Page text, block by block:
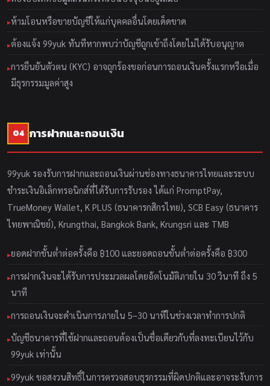
ห้ามโอนหรือขายบัญชีให้แก่บุคคลอื่นโดยเด็ดขาด
ต้องแจ้ง 99yuk ทันทีหากพบว่าบัญชีถูกเข้าถึงโดยไม่ได้รับอนุญาต
การยืนยันตัวตน (KYC) อาจถูกร้องขอก่อนการถอนเงินครั้งแรกหรือเมื่อ
มีธุรกรรมมูลค่าสูง
04 การฝากและถอนเงิน
99yuk รองรับการฝากและถอนเงินผ่านช่องทางธนาคารไทยและระบบ
ชำระเงินอิเล็กทรอนิกส์ที่ได้รับการรับรอง ได้แก่ PromptPay,
TrueMoney Wallet, K PLUS (ธนาคารกสิกรไทย), SCB Easy (ธนาคาร
ไทยพาณิชย์), Krungthai, Bangkok Bank, Krungsri และ TMB
ยอดฝากขั้นต่ำต่อครั้งคือ ฿100 และยอดถอนขั้นต่ำต่อครั้งคือ ฿300
การฝากเงินจะได้รับการประมวลผลโดยอัตโนมัติภายใน 30 วินาที ถึง 5
นาที
การถอนเงินจะดำเนินการภายใน 5–30 นาทีในช่วงเวลาทำการปกติ
บัญชีธนาคารที่ใช้ฝากและถอนต้องเป็นชื่อเดียวกับที่ลงทะเบียนไว้กับ
99yuk เท่านั้น
99yuk ขอสงวนสิทธิ์ในการตรวจสอบธุรกรรมที่ผิดปกติและอาจระงับการ